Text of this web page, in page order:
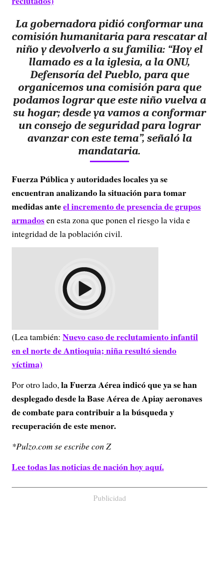
La gobernadora pidió conformar una
comisión humanitaria para rescatar al
niño y devolverlo a su familia: “Hoy el
llamado es a la iglesia, a la ONU,
Defensoría del Pueblo, para que
organicemos una comisión para que
podamos lograr que este niño vuelva a
su hogar; desde ya vamos a conformar
un consejo de seguridad para lograr
avanzar con este tema”, señaló la
mandataria.
Fuerza Pública y autoridades locales ya se
encuentran analizando la situación para tomar
medidas anteel incremento de presencia de grupos
armadosen esta zona que ponen el riesgo la vida e
integridad de la población civil.
(Lea también: Nuevo caso de reclutamiento infantil
en el norte de Antioquia; niña resultó siendo
víctima)
Por otro lado,la Fuerza Aérea indicó que ya se han
desplegado desde la Base Aérea de Apiay aeronaves
de combate para contribuir a la búsqueda y
recuperación de este menor.
*Pulzo.com se escribe con Z
Lee todas las noticias de nación hoy aquí.
Publicidad